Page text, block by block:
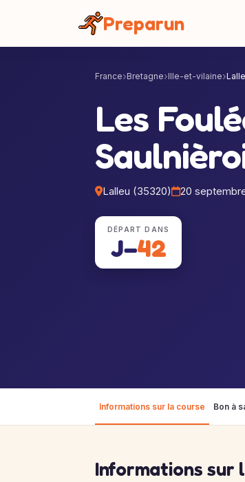
Preparun
France Bretagne Ille-et-vilaine
Les
Lalleu (35320) 20
DÉPART DANS
J−42
Informations sur la course Bon à
Informations sur